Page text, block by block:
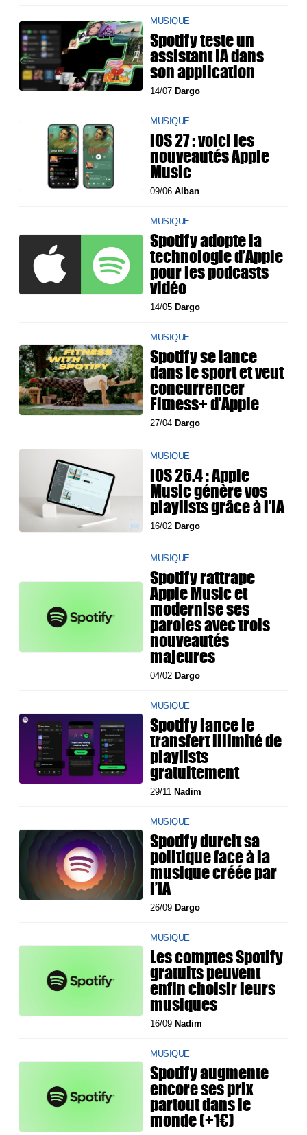
MUSIQUE
Spotify teste un
assistant IA dans
son application
14/07 Dargo
MUSIQUE
iOS 27 : voici les
nouveautés Apple
Music
09/06Alban
MUSIQUE
Spotify adopte la
technologie d’Apple
pour les podcasts
vidéo
14/05 Dargo
MUSIQUE
Spotify se lance
dans le sport et veut
concurrencer
Fitness+ d'Apple
27/04 Dargo
MUSIQUE
iOS 26.4 : Apple
Music génère vos
playlists grâce à l’IA
16/02Dargo
MUSIQUE
Spotify rattrape
Apple Music et
modernise ses
paroles avec trois
nouveautés
majeures
04/02 Dargo
MUSIQUE
Spotify lance le
transfert illimité de
playlists
gratuitement
29/11 Nadim
MUSIQUE
Spotify durcit sa
politique face à la
musique créée par
l’IA
26/09 Dargo
MUSIQUE
Les comptes Spotify
gratuits peuvent
enfin choisir leurs
musiques
16/09 Nadim
MUSIQUE
Spotify augmente
encore ses prix
partout dans le
monde (+1€)